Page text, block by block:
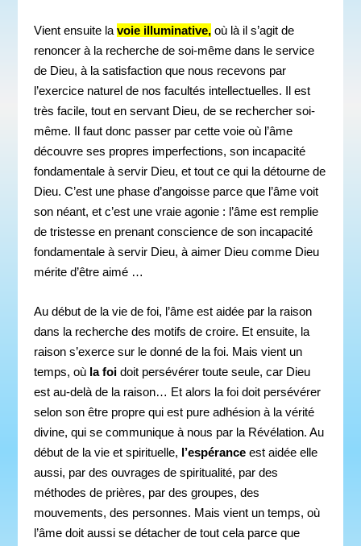
Vient ensuite lavoie illuminative, où là il s’agit de
renoncer à la recherche de soi-même dans le service
de Dieu, à la satisfaction que nous recevons par
l’exercice naturel de nos facultés intellectuelles. Il est
très facile, tout en servant Dieu, de se rechercher soi-
même. Il faut donc passer par cette voie où l’âme
découvre ses propres imperfections, son incapacité
fondamentale à servir Dieu, et tout ce qui la détourne de
Dieu. C’est une phase d’angoisse parce que l’âme voit
son néant, et c’est une vraie agonie : l’âme est remplie
de tristesse en prenant conscience de son incapacité
fondamentale à servir Dieu, à aimer Dieu comme Dieu
mérite d’être aimé …
Au début de la vie de foi, l’âme est aidée par la raison
dans la recherche des motifs de croire. Et ensuite, la
raison s’exerce sur le donné de la foi. Mais vient un
temps, où la foi doit persévérer toute seule, car Dieu
est au-delà de la raison… Et alors la foi doit persévérer
selon son être propre qui est pure adhésion à la vérité
divine, qui se communique à nous par la Révélation. Au
début de la vie et spirituelle, l’espérance est aidée elle
aussi, par des ouvrages de spiritualité, par des
méthodes de prières, par des groupes, des
mouvements, des personnes. Mais vient un temps, où
l’âme doit aussi se détacher de tout cela parce que